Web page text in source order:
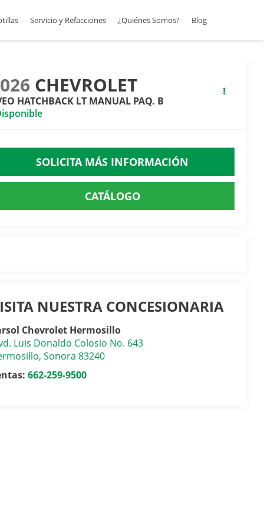
Servicio y Refacciones ¿Quiénes Somos? Blog
CHEVROLET
HATCHBACK LT MANUAL PAQ. B
SOLICITA MÁS INFORMACIÓN
CATÁLOGO
NUESTRA CONCESIONARIA
Chevrolet Hermosillo
Luis Donaldo Colosio No. 643
,Sonora 83240
662-259-9500